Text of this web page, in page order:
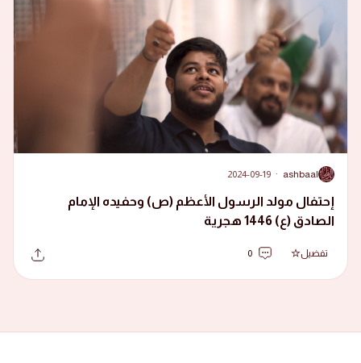
A
ashbaal
·
2024-09-19
إحتفال مولد الرسول الأعظم (ص) وحفيده الإمام
الصادق (ع) 1446 هجرية
تفضيل 0